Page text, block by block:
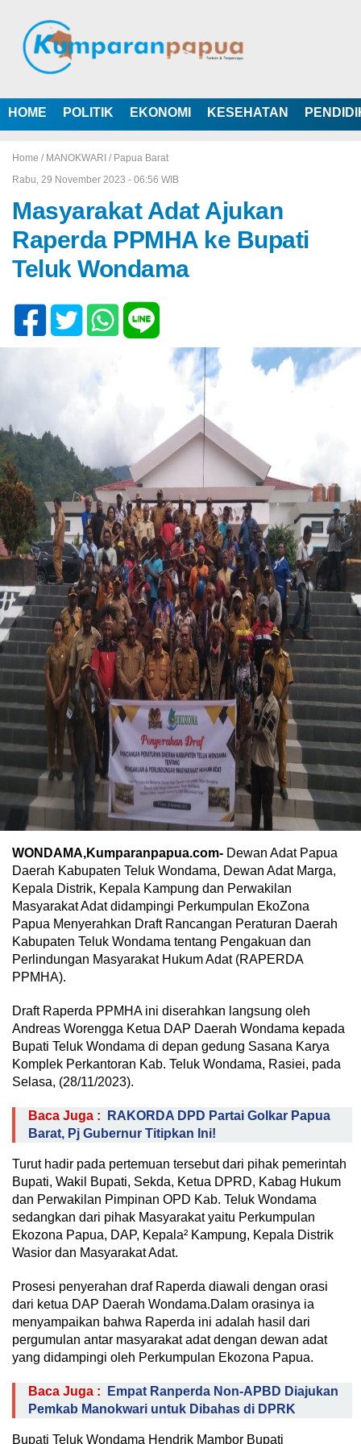
HOME POLITIK EKONOMI KESEHATAN
Home / MANOKWARI / Papua Barat
Rabu, 29 November 2023 - 06:56 WIB
Masyarakat Adat Ajukan
Raperda PPMHA ke Bupati
Teluk Wondama
WONDAMA,Kumparanpapua.com- Dewan Adat Papua
Daerah Kabupaten Teluk Wondama, Dewan Adat Marga,
Kepala Distrik, Kepala Kampung dan Perwakilan
Masyarakat Adat didampingi Perkumpulan EkoZona
Papua Menyerahkan Draft Rancangan Peraturan Daerah
Kabupaten Teluk Wondama tentang Pengakuan dan
Perlindungan Masyarakat Hukum Adat (RAPERDA
PPMHA).
Draft Raperda PPMHA ini diserahkan langsung oleh
Andreas Worengga Ketua DAP Daerah Wondama kepada
Bupati Teluk Wondama di depan gedung Sasana Karya
Komplek Perkantoran Kab. Teluk Wondama, Rasiei, pada
Selasa, (28/11/2023).
Baca Juga :
RAKORDA DPD Partai Golkar Papua
Barat, Pj Gubernur Titipkan Ini!
Turut hadir pada pertemuan tersebut dari pihak pemerintah
Bupati, Wakil Bupati, Sekda, Ketua DPRD, Kabag Hukum
dan Perwakilan Pimpinan OPD Kab. Teluk Wondama
sedangkan dari pihak Masyarakat yaitu Perkumpulan
Ekozona Papua, DAP, Kepala² Kampung, Kepala Distrik
Wasior dan Masyarakat Adat.
Prosesi penyerahan draf Raperda diawali dengan orasi
dari ketua DAP Daerah Wondama.Dalam orasinya ia
menyampaikan bahwa Raperda ini adalah hasil dari
pergumulan antar masyarakat adat dengan dewan adat
yang didampingi oleh Perkumpulan Ekozona Papua.
Baca Juga :
Empat Ranperda Non-APBD Diajukan
Pemkab Manokwari untuk Dibahas di DPRK
Bupati Teluk Wondama Hendrik Mambor Bupati